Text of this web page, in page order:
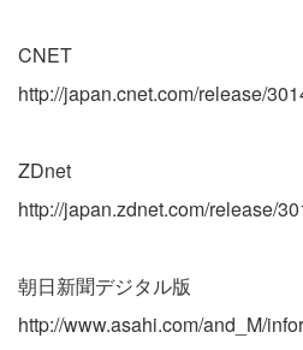
CNET
http://japan.cnet.com/release/
ZDnet
http://japan.zdnet.com/release/
朝日新聞デジタル版
http://www.asahi.com/and_M/